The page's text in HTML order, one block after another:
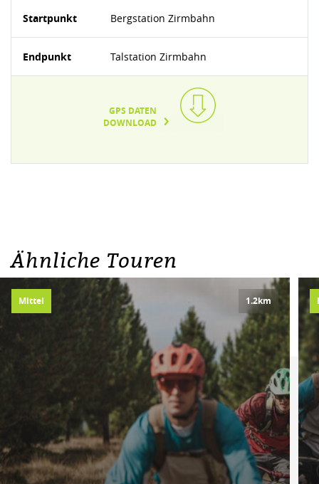
Startpunkt Bergstation Zirmbahn
Endpunkt Talstation Zirmbahn
GPS DATEN
DOWNLOAD
Ähnliche Touren
Mittel 1.2km